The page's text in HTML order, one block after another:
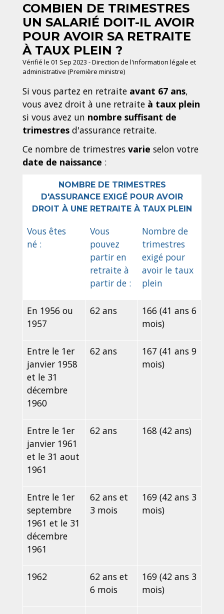
COMBIEN DE TRIMESTRES
UN SALARIÉ DOIT-IL AVOIR
POUR AVOIR SA RETRAITE
À TAUX PLEIN ?
Vérifié le 01 Sep 2023 - Direction de l'information légale et
administrative (Première ministre)
Si vous partez en retraite avant 67 ans,
vous avez droit à une retraite à taux plein
si vous avez un nombre suffisant de
trimestres d'assurance retraite.
Ce nombre de trimestres varie selon votre
date de naissance :
NOMBRE DE TRIMESTRES
D'ASSURANCE EXIGÉ POUR AVOIR
DROIT À UNE RETRAITE À TAUX PLEIN
Vous êtes
né :
Vous
pouvez
partir en
retraite à
partir de :
Nombre de
trimestres
exigé pour
avoir le taux
plein
En 1956 ou
1957
62 ans
166 (41 ans 6
mois)
Entre le 1er
janvier 1958
et le 31
décembre
1960
62 ans
167 (41 ans 9
mois)
Entre le 1er
janvier 1961
et le 31 aout
1961
62 ans 168 (42 ans)
Entre le 1er
septembre
1961 et le 31
décembre
1961
62 ans et
3 mois
169 (42 ans 3
mois)
1962
62 ans et
6 mois
169 (42 ans 3
mois)